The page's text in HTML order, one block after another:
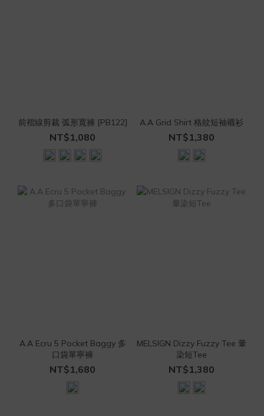
前褶線剪裁 弧形寬褲 [PB122]
NT$1,080
A.A Grid Shirt 格紋短袖襯衫
NT$1,380
A.A Ecru 5 Pocket Baggy 多
口袋單寧褲
NT$1,680
MELSIGN Dizzy Fuzzy Tee 暈
染短Tee
NT$1,380